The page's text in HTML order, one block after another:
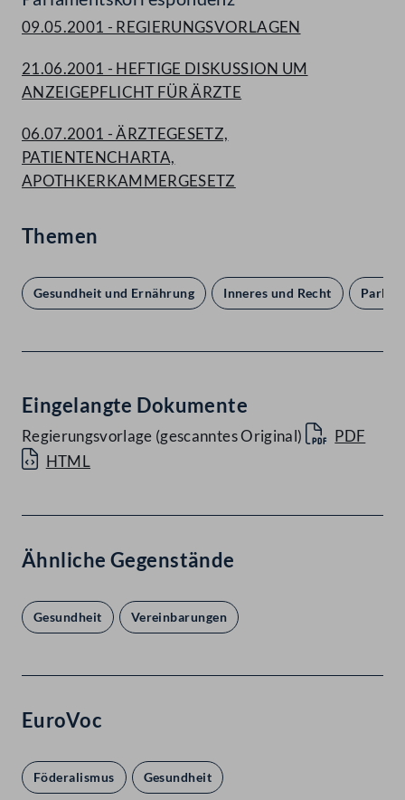
09.05.2001 - REGIERUNGSVORLAGEN
21.06.2001 - HEFTIGE DISKUSSION UM
ANZEIGEPFLICHT FÜR ÄRZTE
06.07.2001 - ÄRZTEGESETZ,
PATIENTENCHARTA,
APOTHKERKAMMERGESETZ
Themen
Gesundheit und Ernährung Inneres und Recht
Eingelangte Dokumente
Regierungsvorlage (gescanntes Original)
PDF
HTML
Ähnliche Gegenstände
Gesundheit Vereinbarungen
EuroVoc
Föderalismus Gesundheit